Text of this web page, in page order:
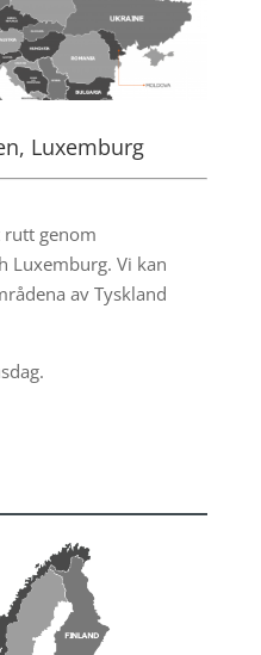
Luxemburg
rutt genom
Luxemburg. Vi kan
av Tyskland